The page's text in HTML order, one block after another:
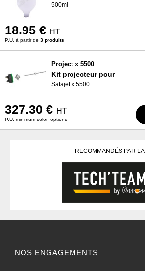
500ml
18.95 € HT
P.U. à partir de 3 produits
Project x 5500
Kit projecteur pour
Satajet x 5500
327.30 € HT
P.U. minimum selon options
RECOMMANDÉS PAR LA
NOS ENGAGEMENTS